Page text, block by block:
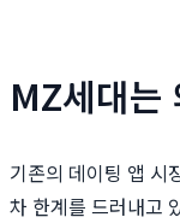
MZ세대는
기존의 데이팅 앱 시
차 한계를 드러내고